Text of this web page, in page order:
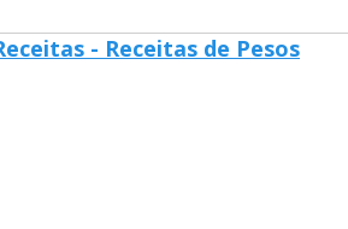
- Receitas de Pesos